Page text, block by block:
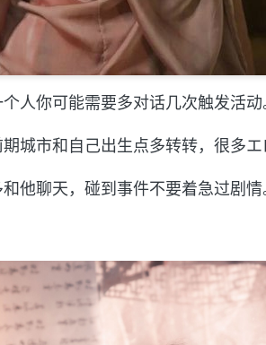
人你可能需要多对话几次触发活动
城市和自己出生点多转转，很多エ
他聊天，碰到事件不要着急过剧情